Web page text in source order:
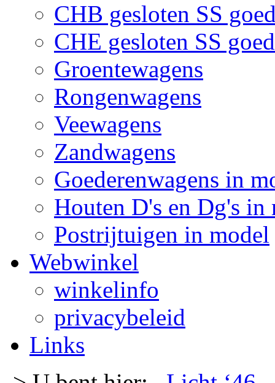
CHB gesloten SS
CHE gesloten SS
Groentewagens
Rongenwagens
Veewagens
Zandwagens
Goederenwagens in
Houten D's en Dg's in
Postrijtuigen in model
Webwinkel
winkelinfo
privacybeleid
Links